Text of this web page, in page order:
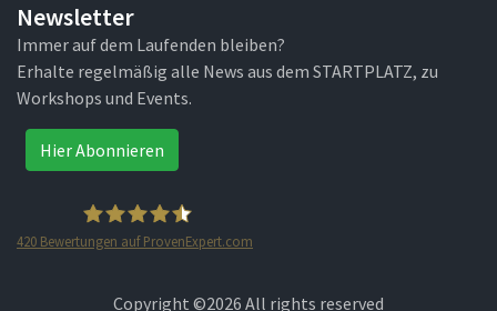
Newsletter
Immer auf dem Laufenden bleiben?
Erhalte regelmäßig alle News aus dem STARTPLATZ, zu
Workshops und Events.
Hier Abonnieren
420 Bewertungen auf ProvenExpert.com
Copyright ©2026 All rights reserved